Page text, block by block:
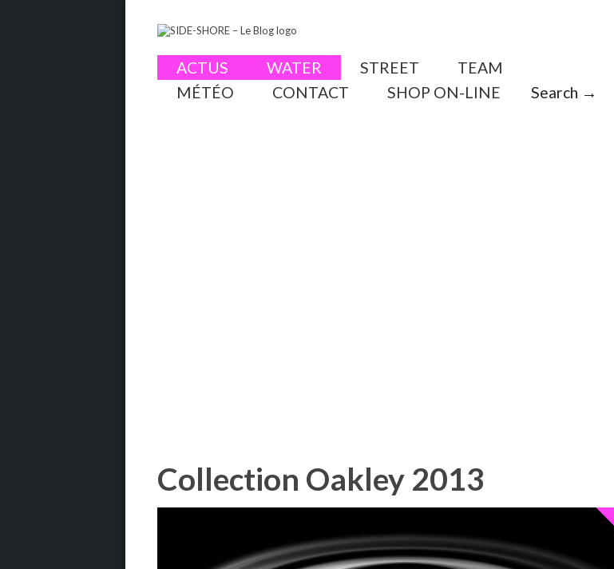
ACTUS WATER STREET
TEAM
MÉTÉO
CONTACT SHOP ON-LINE Search →
Collection Oakley 2013